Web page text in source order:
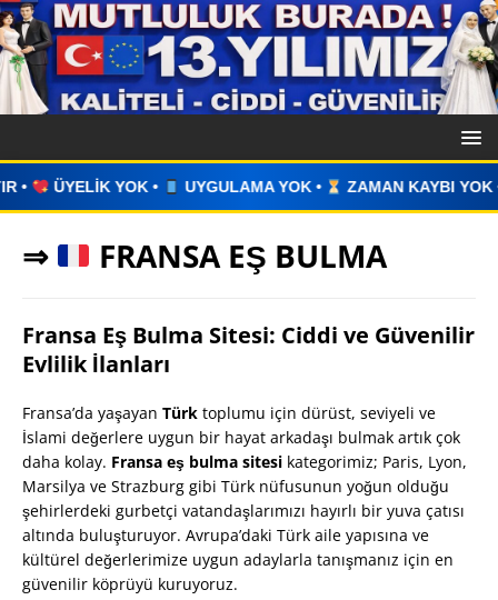
• UYGULAMA YOK • ZAMAN KAYBI YOK • İLAN VERİN
⇒ FRANSA EŞ BULMA
Fransa Eş Bulma Sitesi: Ciddi ve Güvenilir
Evlilik İlanları
Fransa’da yaşayan Türk toplumu için dürüst, seviyeli ve
İslami değerlere uygun bir hayat arkadaşı bulmak artık çok
daha kolay. Fransa eş bulma sitesi kategorimiz; Paris, Lyon,
Marsilya ve Strazburg gibi Türk nüfusunun yoğun olduğu
şehirlerdeki gurbetçi vatandaşlarımızı hayırlı bir yuva çatısı
altında buluşturuyor. Avrupa’daki Türk aile yapısına ve
kültürel değerlerimize uygun adaylarla tanışmanız için en
güvenilir köprüyü kuruyoruz.